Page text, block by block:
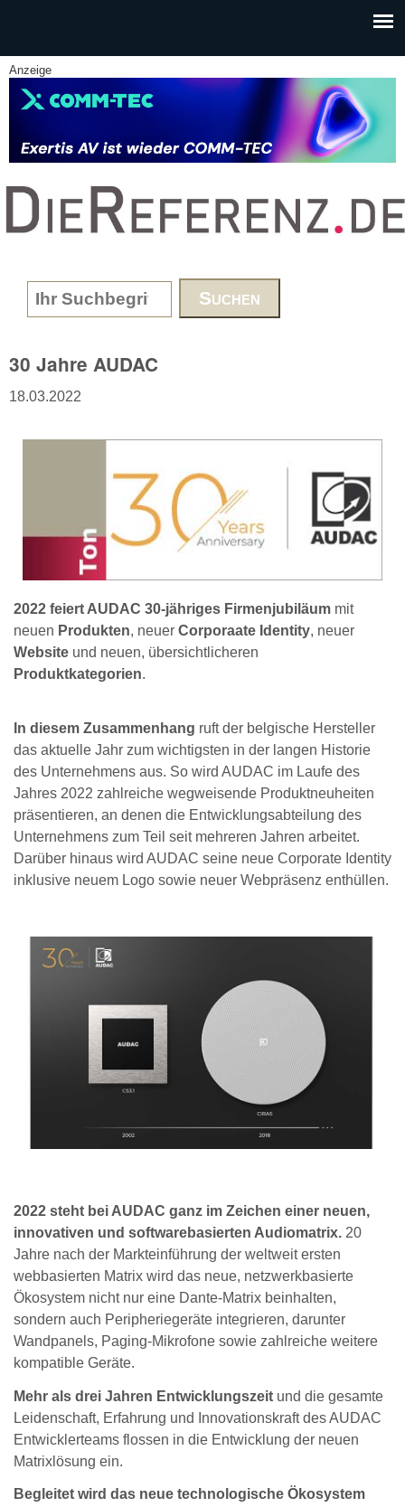
Anzeige
www.DieReferenz.de
Search form
30 Jahre AUDAC
18.03.2022
2022 feiert AUDAC 30-jähriges Firmenjubiläum mit
neuen Produkten, neuer Corporaate Identity, neuer
Website und neuen, übersichtlicheren
Produktkategorien.
In diesem Zusammenhang ruft der belgische Hersteller
das aktuelle Jahr zum wichtigsten in der langen Historie
des Unternehmens aus. So wird AUDAC im Laufe des
Jahres 2022 zahlreiche wegweisende Produktneuheiten
präsentieren, an denen die Entwicklungsabteilung des
Unternehmens zum Teil seit mehreren Jahren arbeitet.
Darüber hinaus wird AUDAC seine neue Corporate Identity
inklusive neuem Logo sowie neuer Webpräsenz enthüllen.
2022 steht bei AUDAC ganz im Zeichen einer neuen,
innovativen und softwarebasierten Audiomatrix. 20
Jahre nach der Markteinführung der weltweit ersten
webbasierten Matrix wird das neue, netzwerkbasierte
Ökosystem nicht nur eine Dante-Matrix beinhalten,
sondern auch Peripheriegeräte integrieren, darunter
Wandpanels, Paging-Mikrofone sowie zahlreiche weitere
kompatible Geräte.
Mehr als drei Jahren Entwicklungszeit und die gesamte
Leidenschaft, Erfahrung und Innovationskraft des AUDAC
Entwicklerteams flossen in die Entwicklung der neuen
Matrixlösung ein.
Begleitet wird das neue technologische Ökosystem